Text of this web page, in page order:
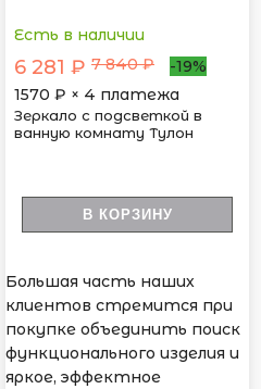
Есть в наличии
6 281 ₽ 7 840 ₽
-19%
1570 ₽ × 4 платежа
Зеркало с подсветкой в
ванную комнату Тулон
В КОРЗИНУ
Большая часть наших
клиентов стремится при
покупке объединить поиск
функционального изделия и
яркое, эффектное